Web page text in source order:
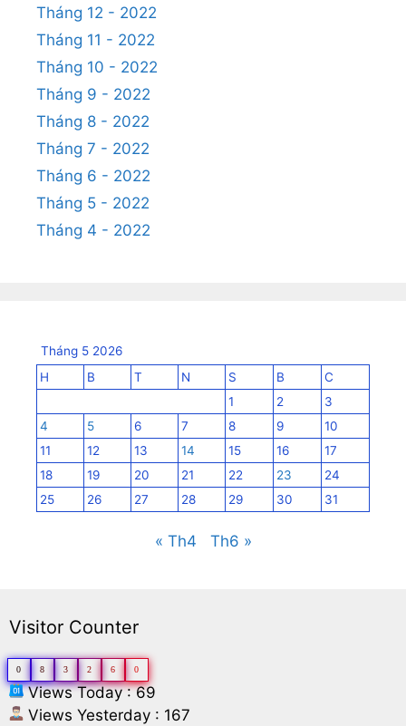
Tháng 12 - 2022
Tháng 11 - 2022
Tháng 10 - 2022
Tháng 9 - 2022
Tháng 8 - 2022
Tháng 7 - 2022
Tháng 6 - 2022
Tháng 5 - 2022
Tháng 4 - 2022
Tháng 5 2026
H
B T N S B
C
1
2
3
4
5 6 7 8 9
10
11
12 13 14 15 16
17
18
19 20 21 22 23
24
25
26 27 28 29 30 31
« Th4 Th6 »
Visitor Counter
0 8 3 2 6 0
Views Today : 69
Views Yesterday : 167